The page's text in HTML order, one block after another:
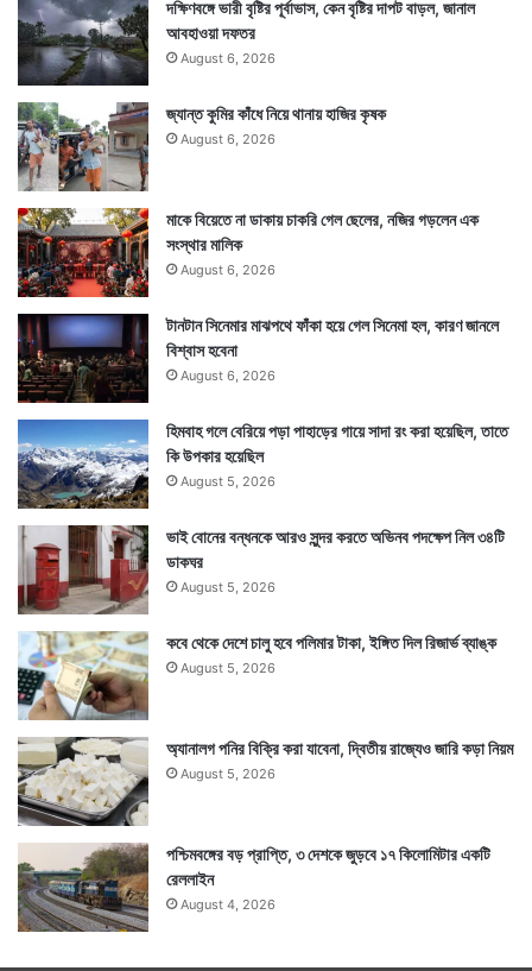
দক্ষিণবঙ্গে ভারী বৃষ্টির পূর্বাভাস, কেন বৃষ্টির দাপট বাড়ল, জানাল
আবহাওয়া দফতর
August 6, 2026
জ্যান্ত কুমির কাঁধে নিয়ে থানায় হাজির কৃষক
August 6, 2026
মাকে বিয়েতে না ডাকায় চাকরি গেল ছেলের, নজির গড়লেন এক
সংস্থার মালিক
August 6, 2026
টানটান সিনেমার মাঝপথে ফাঁকা হয়ে গেল সিনেমা হল, কারণ জানলে
বিশ্বাস হবেনা
August 6, 2026
হিমবাহ গলে বেরিয়ে পড়া পাহাড়ের গায়ে সাদা রং করা হয়েছিল, তাতে
কি উপকার হয়েছিল
August 5, 2026
ভাই বোনের বন্ধনকে আরও সুন্দর করতে অভিনব পদক্ষেপ নিল ৩৪টি
ডাকঘর
August 5, 2026
কবে থেকে দেশে চালু হবে পলিমার টাকা, ইঙ্গিত দিল রিজার্ভ ব্যাঙ্ক
August 5, 2026
অ্যানালগ পনির বিক্রি করা যাবেনা, দ্বিতীয় রাজ্যেও জারি কড়া নিয়ম
August 5, 2026
পশ্চিমবঙ্গের বড় প্রাপ্তি, ৩ দেশকে জুড়বে ১৭ কিলোমিটার একটি
রেললাইন
August 4, 2026